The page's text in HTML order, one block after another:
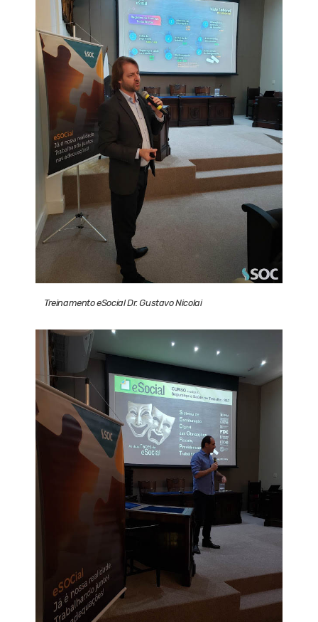
Treinamento eSocial Dr. Gustavo Nicolai